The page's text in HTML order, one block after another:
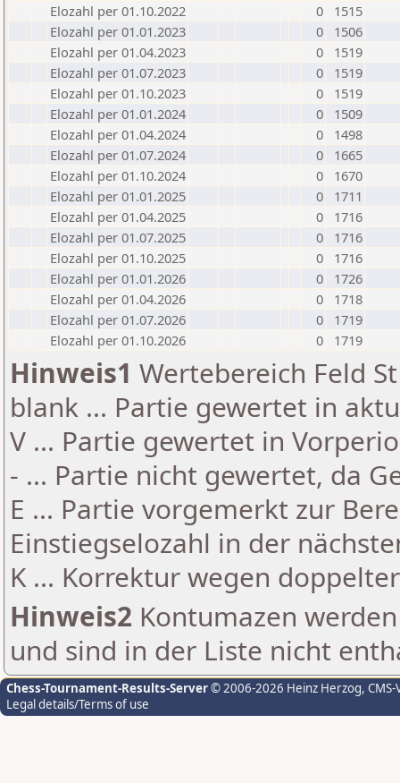
Elozahl per 01.10.2022
0
1515
Elozahl per 01.01.2023
0
1506
Elozahl per 01.04.2023
0
1519
Elozahl per 01.07.2023
0
1519
Elozahl per 01.10.2023
0
1519
Elozahl per 01.01.2024
0
1509
Elozahl per 01.04.2024
0
1498
Elozahl per 01.07.2024
0
1665
Elozahl per 01.10.2024
0
1670
Elozahl per 01.01.2025
0
1711
Elozahl per 01.04.2025
0
1716
Elozahl per 01.07.2025
0
1716
Elozahl per 01.10.2025
0
1716
Elozahl per 01.01.2026
0
1726
Elozahl per 01.04.2026
0
1718
Elozahl per 01.07.2026
0
1719
Elozahl per 01.10.2026
0 1719
Hinweis1 Wertebereich Feld
blank ... Partie gewertet in
V ... Partie gewertet in
- ... Partie nicht gewertet, da
E ... Partie vorgemerkt zur
Einstiegselozahl in der
K ... Korrektur wegen
Hinweis2 Kontumazen
und sind in der Liste nicht
Chess-Tournament-Results-Server© 2006-2026 Heinz Herzog,
Legal details/Terms of use